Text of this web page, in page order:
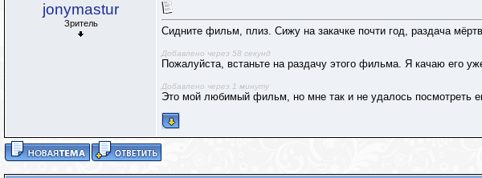
jonymastur
Зритель
Сидните фильм, плиз. Сижу на закачке почти год, раздача
Добавлено через 58 секунд
Пожалуйста, встаньте на раздачу этого фильма. Я качаю его
Добавлено через 1 минуту
Это мой любимый фильм, но мне так и не удалось посмотреть